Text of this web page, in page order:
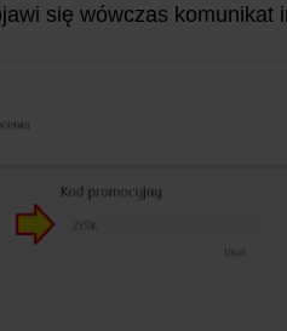
się wówczas komunikat